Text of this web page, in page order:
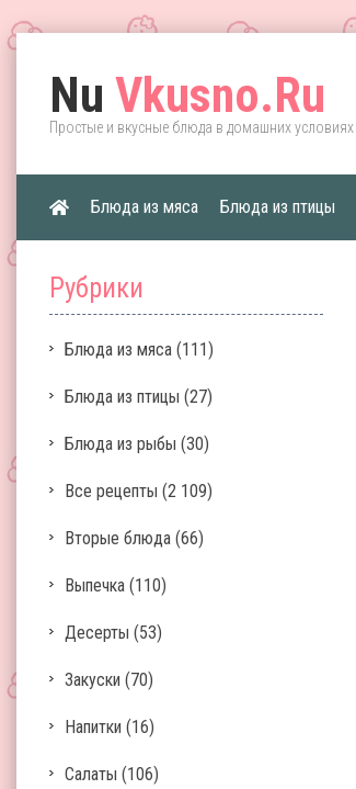
Nu Vkusno.Ru
Простые и вкусные блюда в домашних условиях
Блюда из мяса Блюда из птицы
Рубрики
Блюда из мяса (111)
Блюда из птицы (27)
Блюда из рыбы (30)
Все рецепты (2 109)
Вторые блюда (66)
Выпечка (110)
Десерты (53)
Закуски (70)
Напитки (16)
Салаты (106)